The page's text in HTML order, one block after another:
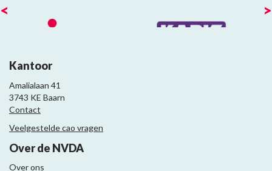
< >
Kantoor
Amalialaan 41
3743 KE Baarn
Contact
Veelgestelde cao vragen
Over de NVDA
Over ons